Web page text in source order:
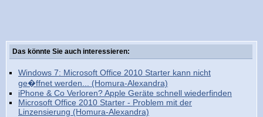
Das könnte Sie auch interessieren:
Windows 7: Microsoft Office 2010 Starter kann nicht
ge�ffnet werden... (Homura-Alexandra)
iPhone & Co Verloren? Apple Geräte schnell wiederfinden
Microsoft Office 2010 Starter - Problem mit der
Linzensierung (Homura-Alexandra)